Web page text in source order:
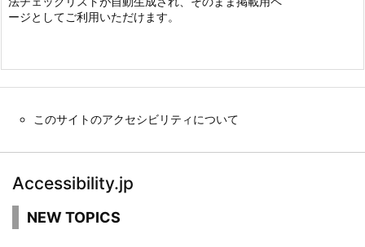
ージとしてご利用いただけます。
このサイトのアクセシビリティについて
Accessibility.jp
NEW TOPICS